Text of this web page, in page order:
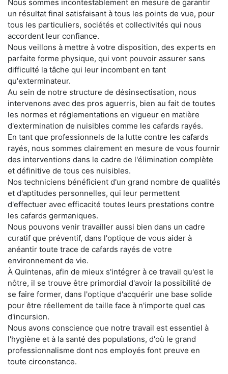
Nous sommes incontestablement en mesure de garantir
un résultat final satisfaisant à tous les points de vue, pour
tous les particuliers, sociétés et collectivités qui nous
accordent leur confiance.
Nous veillons à mettre à votre disposition, des experts en
parfaite forme physique, qui vont pouvoir assurer sans
difficulté la tâche qui leur incombent en tant
qu'exterminateur.
Au sein de notre structure de désinsectisation, nous
intervenons avec des pros aguerris, bien au fait de toutes
les normes et réglementations en vigueur en matière
d'extermination de nuisibles comme les cafards rayés.
En tant que professionnels de la lutte contre les cafards
rayés, nous sommes clairement en mesure de vous fournir
des interventions dans le cadre de l'élimination complète
et définitive de tous ces nuisibles.
Nos techniciens bénéficient d'un grand nombre de qualités
et d'aptitudes personnelles, qui leur permettent
d'effectuer avec efficacité toutes leurs prestations contre
les cafards germaniques.
Nous pouvons venir travailler aussi bien dans un cadre
curatif que préventif, dans l'optique de vous aider à
anéantir toute trace de cafards rayés de votre
environnement de vie.
À Quintenas, afin de mieux s'intégrer à ce travail qu'est le
nôtre, il se trouve être primordial d'avoir la possibilité de
se faire former, dans l'optique d'acquérir une base solide
pour être réellement de taille face à n'importe quel cas
d'incursion.
Nous avons conscience que notre travail est essentiel à
l'hygiène et à la santé des populations, d'où le grand
professionnalisme dont nos employés font preuve en
toute circonstance.